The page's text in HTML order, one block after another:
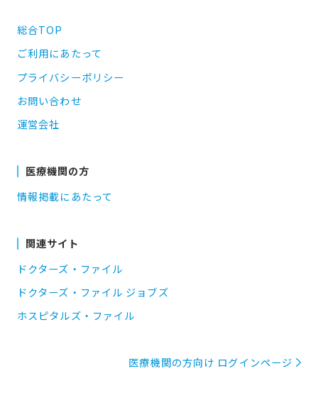
総合TOP
ご利用にあたって
プライバシーポリシー
お問い合わせ
運営会社
医療機関の方
情報掲載にあたって
関連サイト
ドクターズ・ファイル
ドクターズ・ファイル ジョブズ
ホスピタルズ・ファイル
医療機関の方向け ログインページ